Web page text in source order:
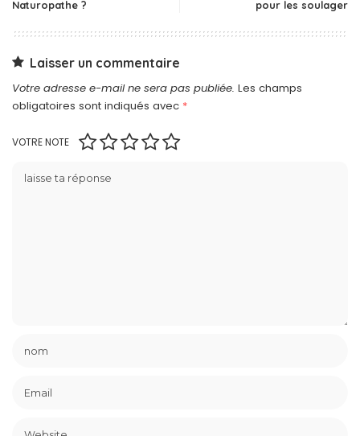
Naturopathe ?
pour les soulager
Laisser un commentaire
Votre adresse e-mail ne sera pas publiée. Les champs
obligatoires sont indiqués avec *
VOTRE NOTE